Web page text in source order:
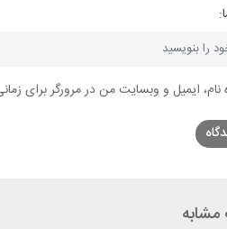
نام، ایمیل و وبسایت من در مرورگر برای